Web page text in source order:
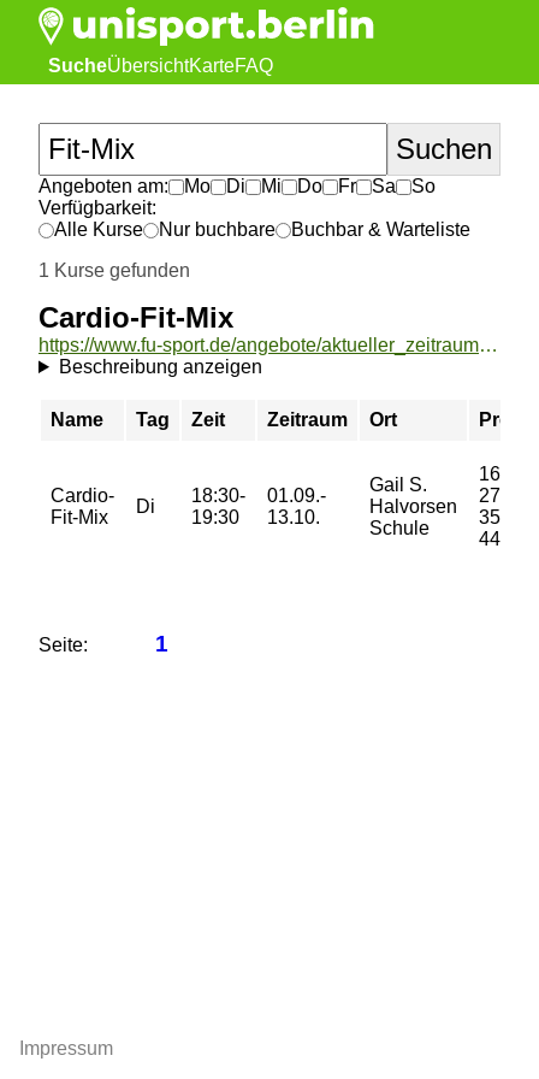
SucheÜbersichtKarteFAQ
Angeboten am: Mo Di Mi Do Fr Sa
So
Verfügbarkeit:
Alle Kurse
Nur buchbare
Buchbar & Warteliste
1 Kurse gefunden
Cardio-Fit-Mix
https://www.fu-sport.de/angebote/aktueller_zeitraum/_Cardio-Fit-Mix.html
Beschreibung anzeigen
Name Tag Zeit Zeitraum Ort Preis
Cardio-
Fit-Mix
Di
18:30-
19:30
01.09.-
13.10.
Gail S.
Halvorsen
Schule
16/
27/
35/
44 €
Seite: 1
Impressum